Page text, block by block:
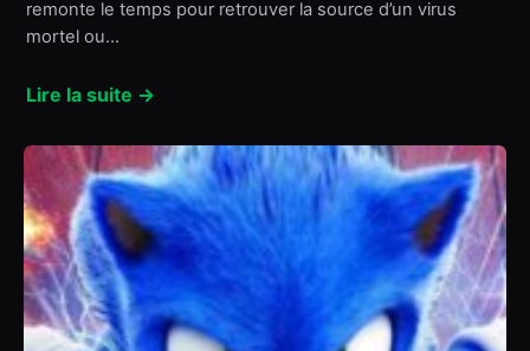
remonte le temps pour retrouver la source d’un virus
mortel ou…
Lire la suite →